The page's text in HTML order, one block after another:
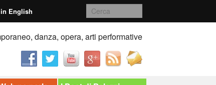
English
danza, opera, arti performative